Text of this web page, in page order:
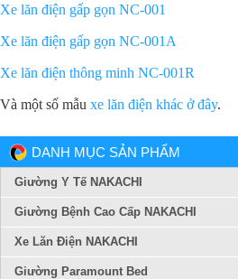
Xe lăn điện gấp gọn NC-001
Xe lăn điện gấp gọn NC-001A
Xe lăn điện thông minh NC-001R
Và một số mẫu xe lăn điện khác ở đây.
DANH MỤC SẢN PHẨM
Giường Y Tế NAKACHI
Giường Bệnh Cao Cấp NAKACHI
Xe Lăn Điện NAKACHI
Giường Paramount Bed